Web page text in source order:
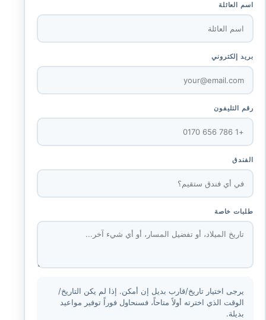
اسم العائلة
بريد إلكتروني
رقم التليفون
الفندق
طلبات خاصة
يرجى اختيار تاريخ/قارب بديل إن أمكن. إذا لم يكن التاريخ/
الوقت الذي اخترته أولاً متاحاً، فسنحاول فوراً توفير مواعيد
بديلة.